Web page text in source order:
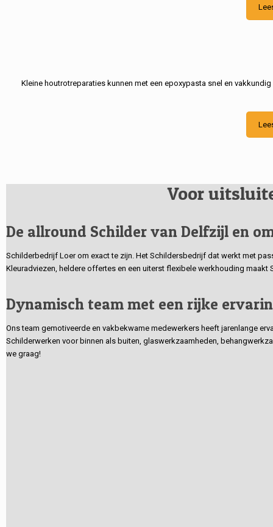
Kleine houtrotreparaties kunnen met een epoxypasta snel en
Voor
De allround Schilder van Delfzijl en
Schilderbedrijf Loer om exact te zijn. Het Schildersbedrijf dat werkt met
Kleuradviezen, heldere offertes en een uiterst flexibele werkhouding
Dynamisch team met een rijke
Ons team gemotiveerde en vakbekwame medewerkers heeft jarenlange
Schilderwerken voor binnen als buiten, glaswerkzaamheden,
we graag!